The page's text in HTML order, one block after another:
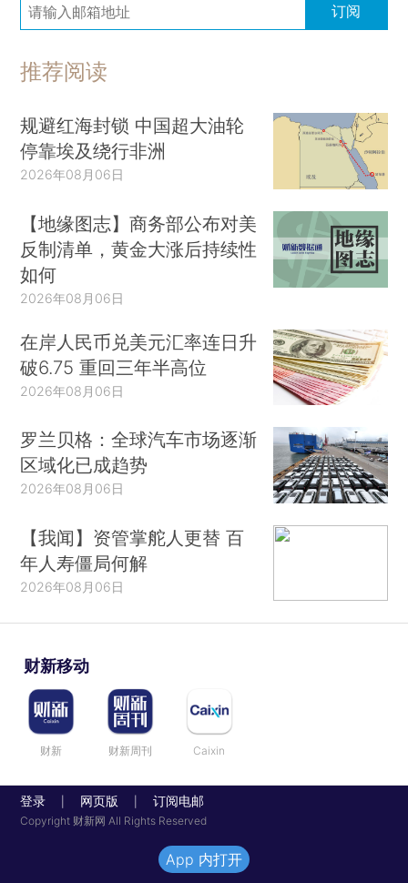
订阅
推荐阅读
规避红海封锁 中国超大油轮
停靠埃及绕行非洲
2026年08月06日
【地缘图志】商务部公布对美
反制清单，黄金大涨后持续性
如何
2026年08月06日
在岸人民币兑美元汇率连日升
破6.75 重回三年半高位
2026年08月06日
罗兰贝格：全球汽车市场逐渐
区域化已成趋势
2026年08月06日
【我闻】资管掌舵人更替 百
年人寿僵局何解
2026年08月06日
财新移动
财新 财新周刊 Caixin
登录 网页版 订阅电邮
Copyright 财新网 All Rights Reserved
App 内打开